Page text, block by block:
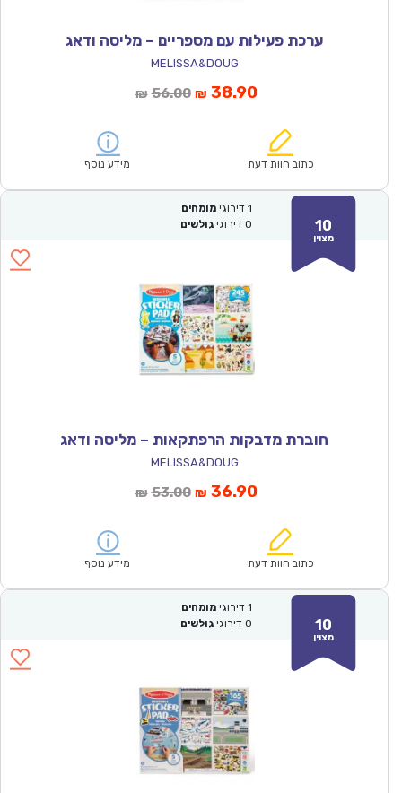
ערכת פעילות עם מספריים – מליסה ודאג
MELISSA&DOUG
₪ 56.00המחיר
₪56.00.
₪ 38.90המחיר
הוא:
כתוב חוות דעת מידע נוסף
10
מצוין
1 דירוגי מומחים
0 דירוגי גולשים
חוברת מדבקות הרפתקאות – מליסה ודאג
MELISSA&DOUG
₪ 53.00המחיר
₪53.00.
₪ 36.90המחיר
הוא:
כתוב חוות דעת מידע נוסף
10
מצוין
1 דירוגי מומחים
0 דירוגי גולשים